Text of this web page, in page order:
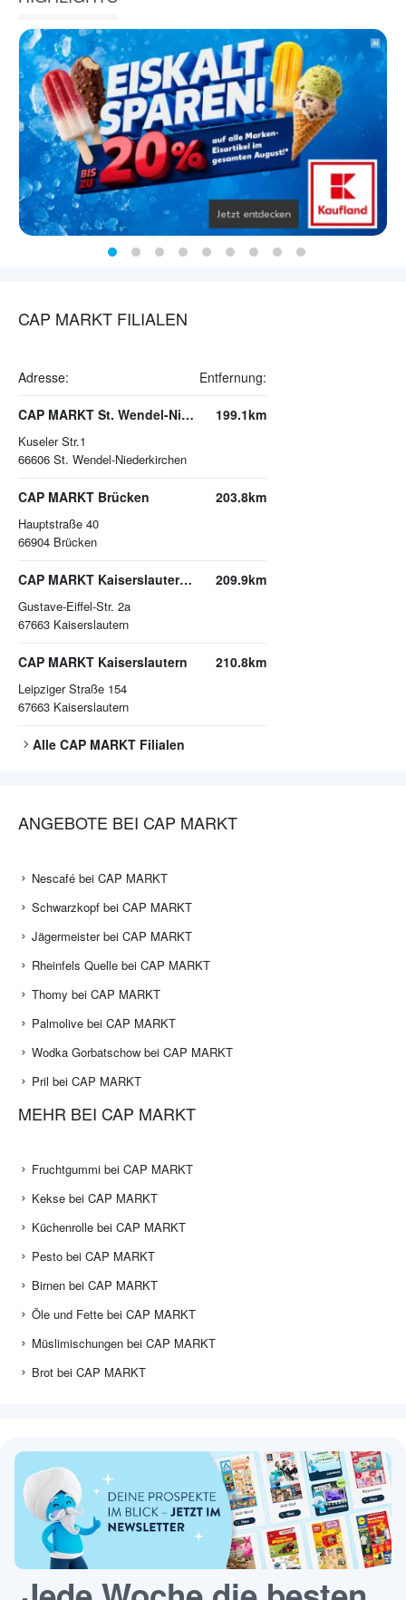
CAP MARKT FILIALEN
Adresse: Entfernung:
CAP MARKT St. Wendel-Niederkirchen
Kuseler Str.1
66606 St. Wendel-Niederkirchen
199.1km
CAP MARKT Brücken
Hauptstraße 40
66904 Brücken
203.8km
CAP MARKT Kaiserslautern-Bahnheim
Gustave-Eiffel-Str. 2a
67663 Kaiserslautern
209.9km
CAP MARKT Kaiserslautern
Leipziger Straße 154
67663 Kaiserslautern
210.8km
Alle CAP MARKT Filialen
ANGEBOTE BEI CAP MARKT
Nescafé bei CAP MARKT
Schwarzkopf bei CAP MARKT
Jägermeister bei CAP MARKT
Rheinfels Quelle bei CAP MARKT
Thomy bei CAP MARKT
Palmolive bei CAP MARKT
Wodka Gorbatschow bei CAP MARKT
Pril bei CAP MARKT
MEHR BEI CAP MARKT
Fruchtgummi bei CAP MARKT
Kekse bei CAP MARKT
Küchenrolle bei CAP MARKT
Pesto bei CAP MARKT
Birnen bei CAP MARKT
Öle und Fette bei CAP MARKT
Müslimischungen bei CAP MARKT
Brot bei CAP MARKT